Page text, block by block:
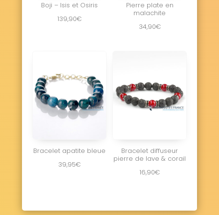
Boji – Isis et Osiris
139,90€
Pierre plate en
malachite
34,90€
Bracelet apatite bleue
39,95€
Bracelet diffuseur
pierre de lave & corail
16,90€